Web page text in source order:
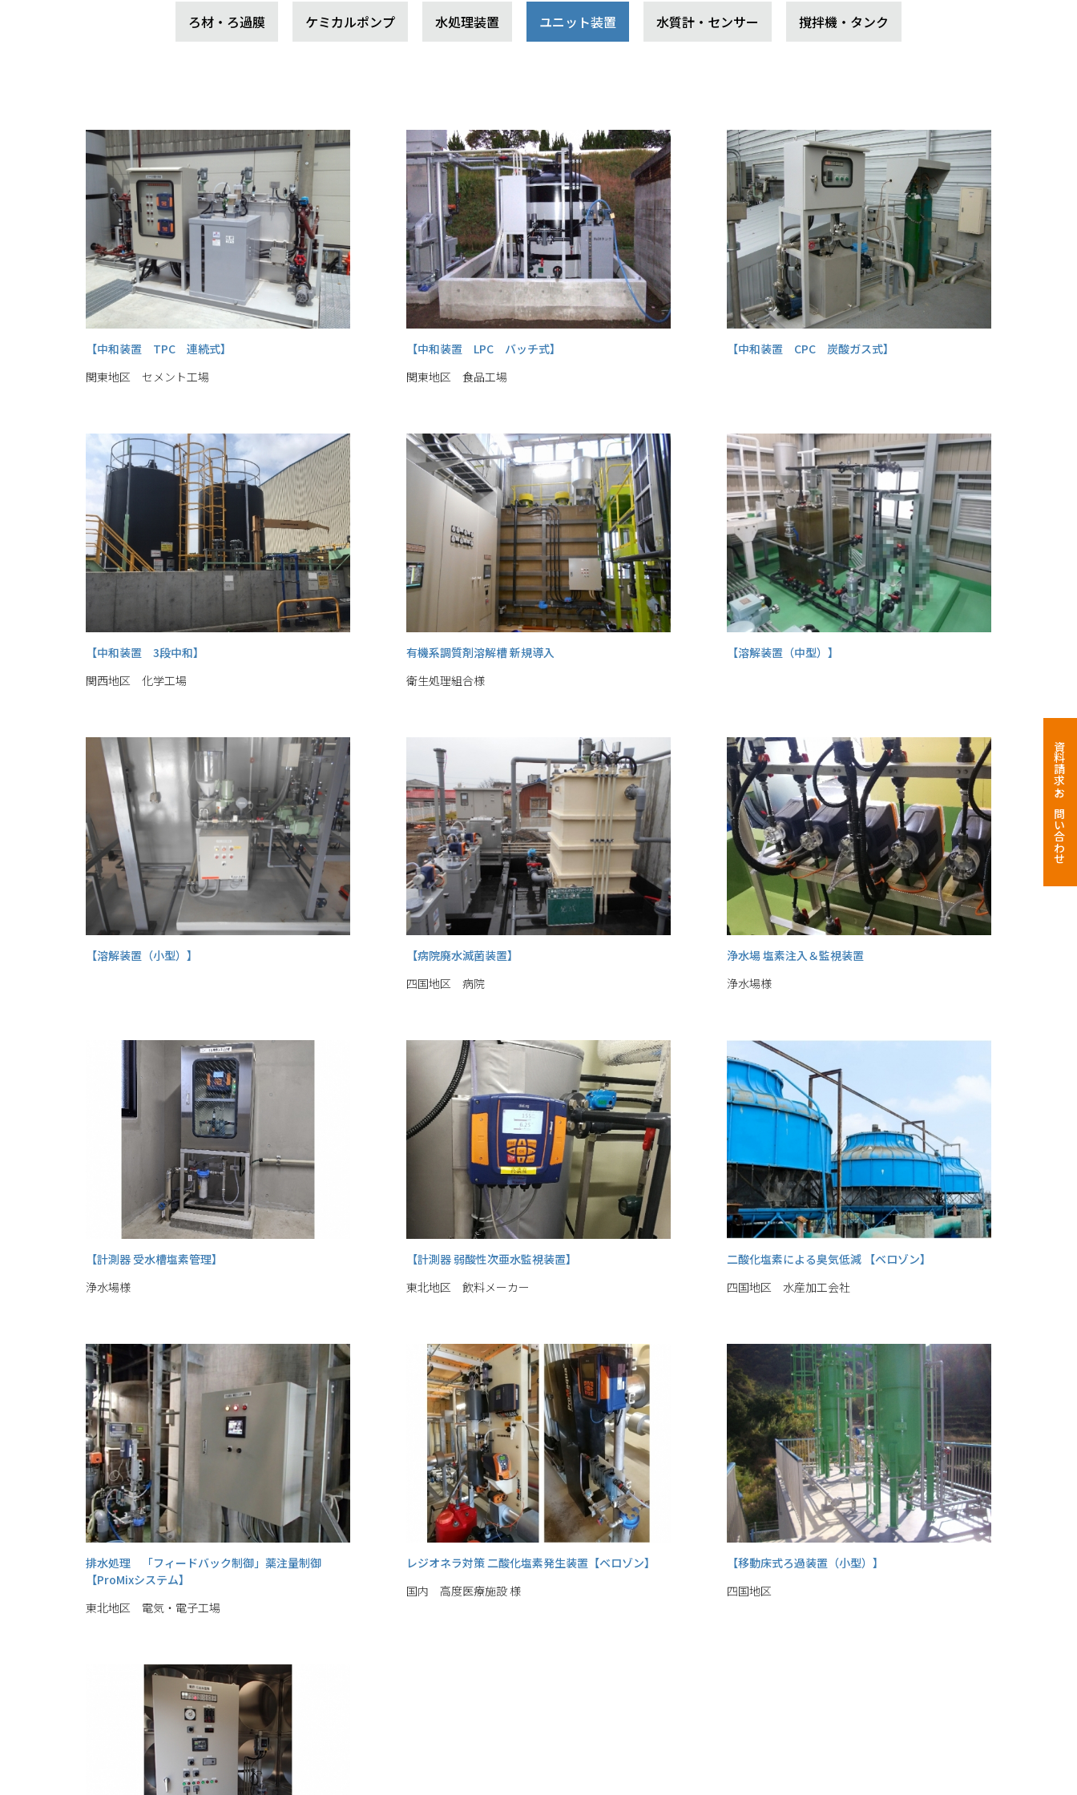
資料請求・お問い合わせ
ろ材・ろ過膜 ケミカルポンプ 水処理装置 ユニット装置 水質計・センサー 撹拌機・タンク
【中和装置 TPC 連続式】
関東地区 セメント工場
【中和装置 LPC バッチ式】
関東地区 食品工場
【中和装置 CPC 炭酸ガス式】
【中和装置 3段中和】
関西地区 化学工場
有機系調質剤溶解槽 新規導入
衛生処理組合様
【溶解装置（中型）】
【溶解装置（小型）】
【病院廃水滅菌装置】
四国地区 病院
浄水場 塩素注入＆監視装置
浄水場様
【計測器 受水槽塩素管理】
浄水場様
【計測器 弱酸性次亜水監視装置】
東北地区 飲料メーカー
二酸化塩素による臭気低減 【ベロゾン】
四国地区 水産加工会社
排水処理 「フィードバック制御」薬注量制御
【ProMixシステム】
東北地区 電気・電子工場
レジオネラ対策 二酸化塩素発生装置【ベロゾン】
国内 高度医療施設 様
【移動床式ろ過装置（小型）】
四国地区